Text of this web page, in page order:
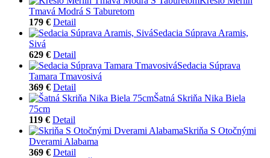
Tmavá Modrá S Taburetom
179 € Detail
Sedacia Súprava Aramis,
Sivá
629 € Detail
Sedacia Súprava
Tamara Tmavosivá
369 € Detail
Šatná Skriňa Nika Biela
75cm
119 € Detail
Skriňa S Otočnými
Dverami Alabama
369 € Detail